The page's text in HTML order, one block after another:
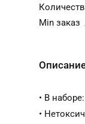
Min заказ
• В
•